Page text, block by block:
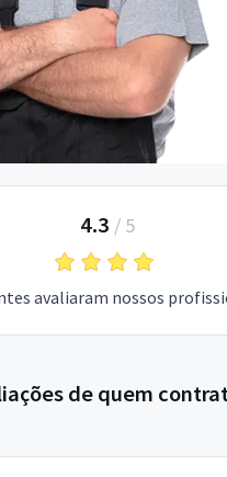
4.3 / 5
avaliaram nossos
de quem